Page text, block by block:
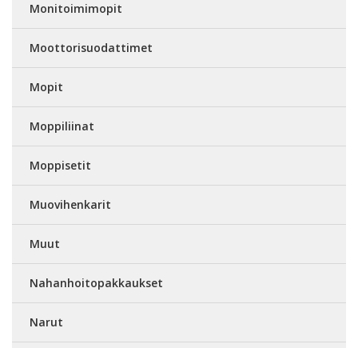
Monitoimimopit
Moottorisuodattimet
Mopit
Moppiliinat
Moppisetit
Muovihenkarit
Muut
Nahanhoitopakkaukset
Narut